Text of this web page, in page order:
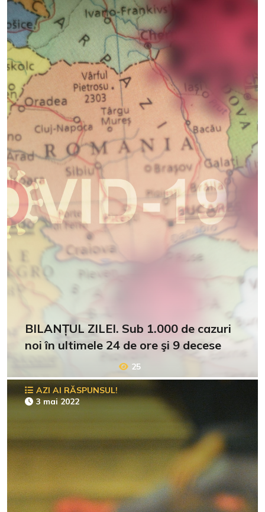
BILANȚUL ZILEI. Sub 1.000 de cazuri
noi în ultimele 24 de ore şi 9 decese
25
AZI AI RĂSPUNSUL!
3 mai 2022